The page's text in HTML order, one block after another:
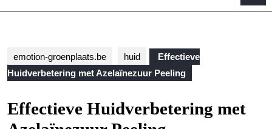
emotion-groenplaats.be huid
Effectieve
Huidverbetering met Azelaïnezuur Peeling
Effectieve Huidverbetering met